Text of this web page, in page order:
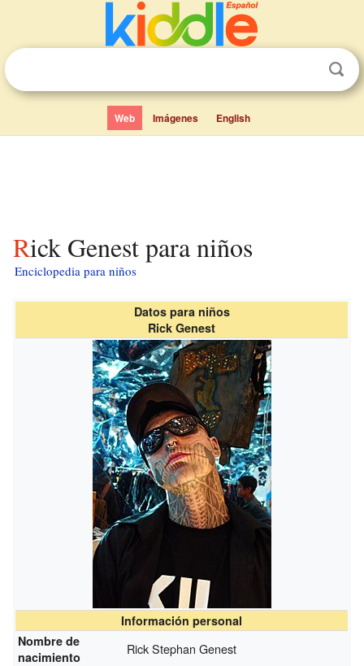
Web Imágenes English
Rick Genest para niños
Enciclopedia para niños
Datos para niños
Rick Genest
Información personal
Nombre de
nacimiento
Rick Stephan Genest